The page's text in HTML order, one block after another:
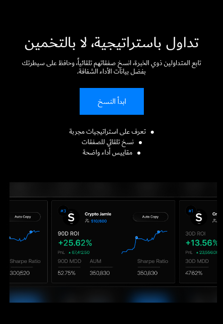
تداول باستراتيجية، لا بالتخمين
تابع المتداولين ذوي الخبرة، انسخ صفقاتهم تلقائياً، وحافظ على سيطرتك
بفضل بيانات الأداء الشفافة.
ابدأ النسخ
تعرف على استراتيجيات مجربة
نسخ تلقائي للصفقات
مقاييس أداء واضحة